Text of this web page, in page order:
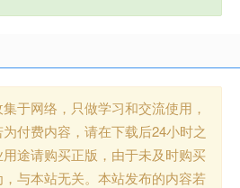
于网络，只做学习和交流使用，
付费内容，请在下载后24小时之
途请购买正版，由于未及时购买
与本站无关。本站发布的内容若